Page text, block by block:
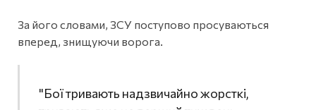
За його словами, ЗСУ поступово просуваються
вперед, знищуючи ворога.
"Бої тривають надзвичайно жорсткі,